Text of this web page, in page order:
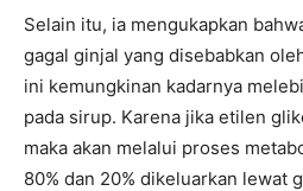
Selain itu, ia mengukapkan
gagal ginjal yang disebabkan
ini kemungkinan kadarnya
pada sirup. Karena jika etilen
maka akan melalui proses
80% dan 20% dikeluarkan lewat